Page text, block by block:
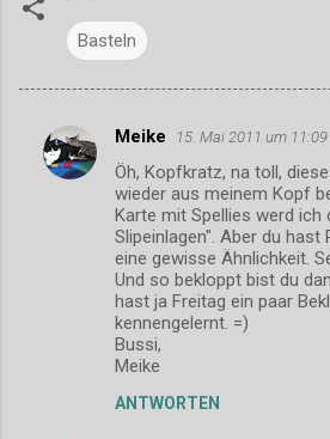
Basteln
K
o
Meike 15. Mai 2011 um 11:09
Öh, Kopfkratz, na toll,
wieder aus meinem Kopf
Karte mit Spellies werd ich
Slipeinlagen". Aber du hast
eine gewisse Ähnlichkeit.
Und so bekloppt bist du
hast ja Freitag ein paar
kennengelernt. =)
Bussi,
Meike
ANTWORTEN